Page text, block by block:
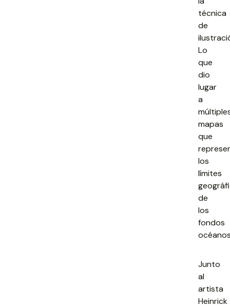
técnica
de
Lo
que
dio
lugar
a
mapas
que
los
límites
de
los
fondos
Junto
al
artista
Heinrick